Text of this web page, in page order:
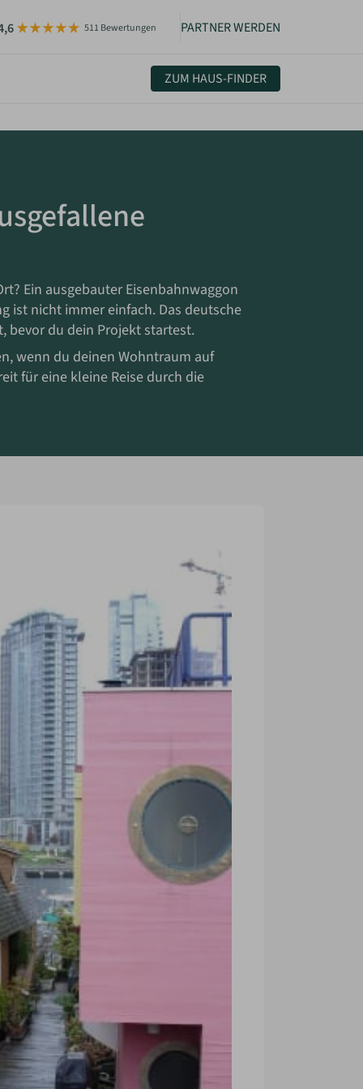
511 Bewertungen PARTNER WERDEN
ZUM HAUS-FINDER
Ein ausgebauter Eisenbahnwaggon
ist nicht immer einfach. Das deutsche
bevor du dein Projekt startest.
wenn du deinen Wohntraum auf
für eine kleine Reise durch die